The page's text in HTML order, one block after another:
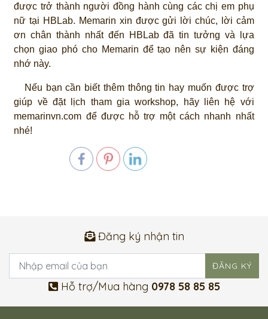
được trở thành người đồng hành cùng các chị em phụ
nữ tại HBLab. Memarin xin được gửi lời chúc, lời cảm
ơn chân thành nhất đến HBLab đã tin tưởng và lựa
chọn giao phó cho Memarin để tạo nên sự kiện đáng
nhớ này.
Nếu bạn cần biết thêm thông tin hay muốn được trợ
giúp về đặt lịch tham gia workshop, hãy liên hệ với
memarinvn.com để được hỗ trợ một cách nhanh nhất
nhé!
Đăng ký nhận tin
Hỗ trợ/Mua hàng 0978 58 85 85